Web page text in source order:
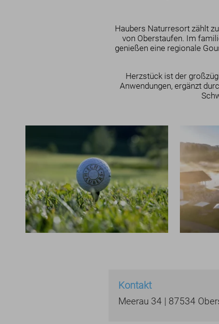
Haubers Naturresort zählt
von Oberstaufen. Im
genießen eine regionale
Herzstück ist der
Anwendungen, ergänzt
Kontakt
Meerau 34 | 87534